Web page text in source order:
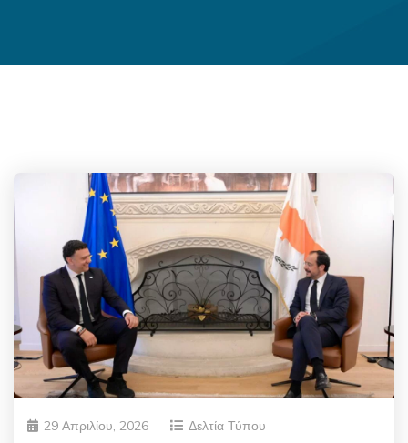
29 Απριλίου, 2026 Δελτία Τύπου